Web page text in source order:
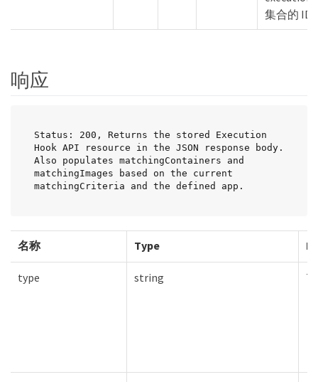
集合的 ID
响应
Status: 200, Returns the stored Execution
Hook API resource in the JSON response body.
Also populates matchingContainers and
matchingImages based on the current
matchingCriteria and the defined app.
名称 Type
type string